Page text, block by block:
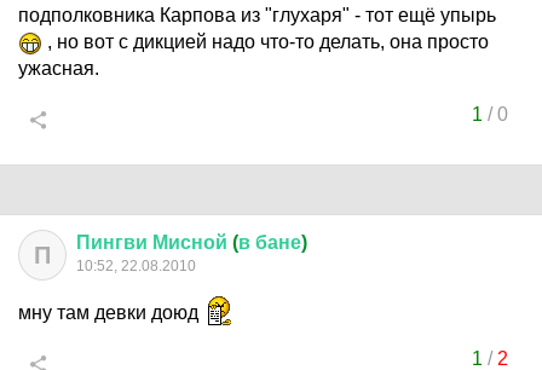
подполковника Карпова из "глухаря" - тот ещё упырь
, но вот с дикцией надо что-то делать, она просто
ужасная.
1 /0
П Пингви Мисной (в бане)
10:52, 22.08.2010
мну там девки доюд
1 / 2